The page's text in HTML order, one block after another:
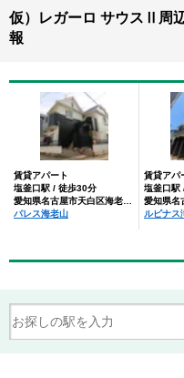
仮）レガーロ サウスⅡ周
報
賃貸アパート
塩釜口駅 / 徒歩30分
愛知県名古屋市天白区海老山町
パレス海老山
賃貸アパ
塩釜口駅
ルピナス